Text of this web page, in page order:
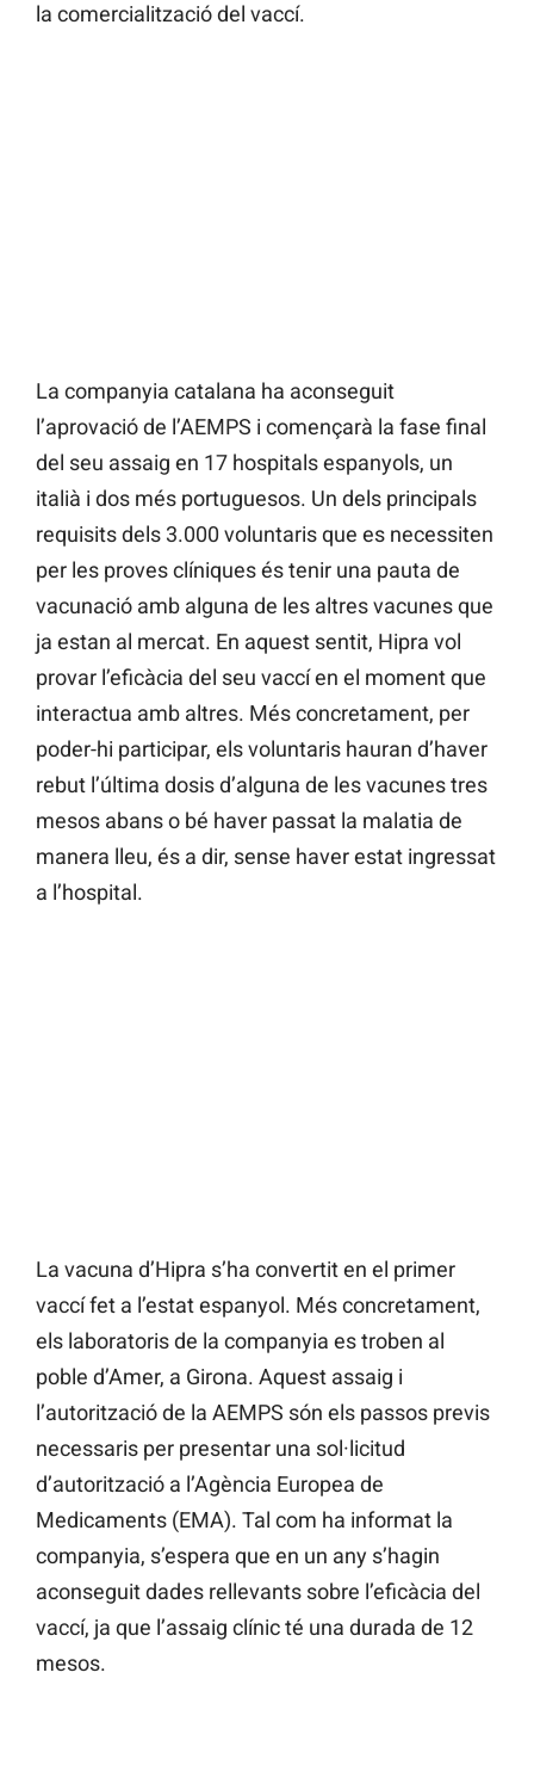
la comercialització del vaccí.
La companyia catalana ha aconseguit
l’aprovació de l’AEMPS i començarà la fase final
del seu assaig en 17 hospitals espanyols, un
italià i dos més portuguesos. Un dels principals
requisits dels 3.000 voluntaris que es necessiten
per les proves clíniques és tenir una pauta de
vacunació amb alguna de les altres vacunes que
ja estan al mercat. En aquest sentit, Hipra vol
provar l’eficàcia del seu vaccí en el moment que
interactua amb altres. Més concretament, per
poder-hi participar, els voluntaris hauran d’haver
rebut l’última dosis d’alguna de les vacunes tres
mesos abans o bé haver passat la malatia de
manera lleu, és a dir, sense haver estat ingressat
a l’hospital.
La vacuna d’Hipra s’ha convertit en el primer
vaccí fet a l’estat espanyol. Més concretament,
els laboratoris de la companyia es troben al
poble d’Amer, a Girona. Aquest assaig i
l’autorització de la AEMPS són els passos previs
necessaris per presentar una sol·licitud
d’autorització a l’Agència Europea de
Medicaments (EMA). Tal com ha informat la
companyia, s’espera que en un any s’hagin
aconseguit dades rellevants sobre l’eficàcia del
vaccí, ja que l’assaig clínic té una durada de 12
mesos.